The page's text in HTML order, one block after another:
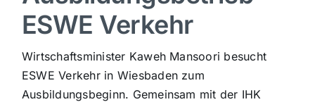
Sport
Kultur
ESWE Verkehr
Wirtschaftsminister Kaweh Mansoori besucht
ESWE Verkehr in Wiesbaden zum
Ausbildungsbeginn. Gemeinsam mit der IHK